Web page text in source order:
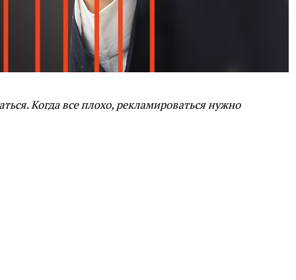
Когда все плохо, рекламироваться нужно